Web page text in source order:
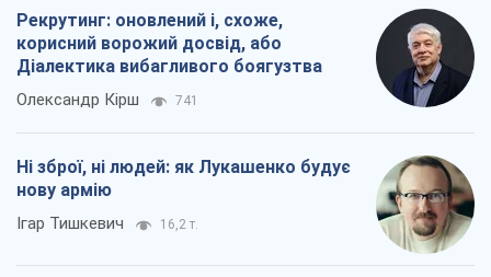
Рекрутинг: оновлений і, схоже,
корисний ворожий досвід, або
Діалектика вибагливого боягузтва
Олександр Кірш 741
Ні зброї, ні людей: як Лукашенко будує
нову армію
Ігар Тишкевич 16,2 т.